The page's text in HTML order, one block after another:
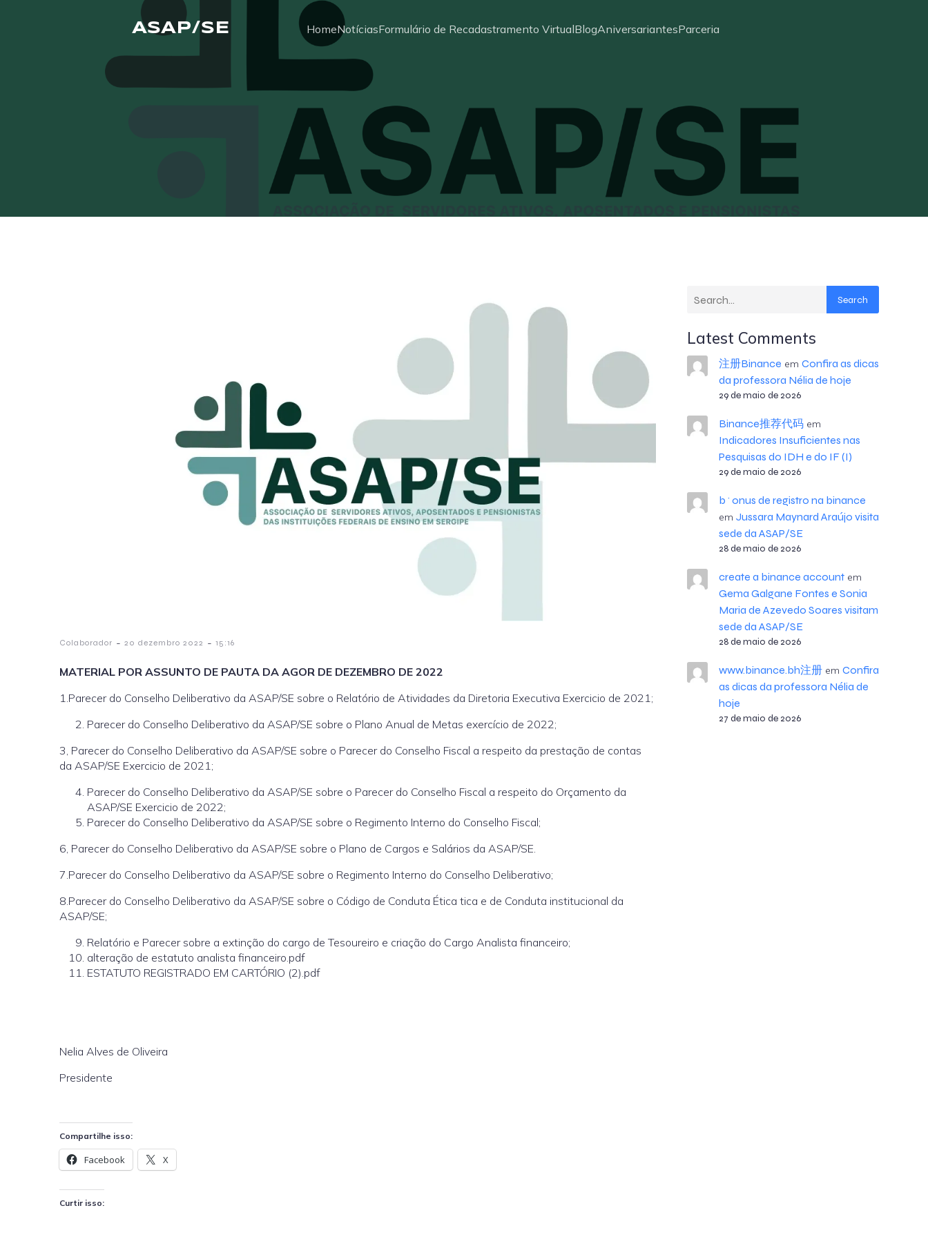
ASAP/SE HomeNotíciasFormulário de Recadastramento VirtualBlogAniversariantesParceria
Colaborador - 20 dezembro 2022 - 15:16
MATERIAL POR ASSUNTO DE PAUTA DA AGOR DE DEZEMBRO DE 2022
1.Parecer do Conselho Deliberativo da ASAP/SE sobre o Relatório de Atividades da Diretoria Executiva Exercicio de 2021;
Parecer do Conselho Deliberativo da ASAP/SE sobre o Plano Anual de Metas exercício de 2022;
3, Parecer do Conselho Deliberativo da ASAP/SE sobre o Parecer do Conselho Fiscal a respeito da prestação de contas
da ASAP/SE Exercicio de 2021;
Parecer do Conselho Deliberativo da ASAP/SE sobre o Parecer do Conselho Fiscal a respeito do Orçamento da
ASAP/SE Exercicio de 2022;
Parecer do Conselho Deliberativo da ASAP/SE sobre o Regimento Interno do Conselho Fiscal;
6, Parecer do Conselho Deliberativo da ASAP/SE sobre o Plano de Cargos e Salários da ASAP/SE.
7.Parecer do Conselho Deliberativo da ASAP/SE sobre o Regimento Interno do Conselho Deliberativo;
8.Parecer do Conselho Deliberativo da ASAP/SE sobre o Código de Conduta Ética tica e de Conduta institucional da
ASAP/SE;
Relatório e Parecer sobre a extinção do cargo de Tesoureiro e criação do Cargo Analista financeiro;
alteração de estatuto analista financeiro.pdf
ESTATUTO REGISTRADO EM CARTÓRIO (2).pdf
Nelia Alves de Oliveira
Presidente
Compartilhe isso:
Facebook X
Curtir isso:
Search
Latest Comments
注册Binance em Confira as dicas
da professora Nélia de hoje
29 de maio de 2026
Binance推荐代码em
Indicadores Insuficientes nas
Pesquisas do IDH e do IF (I)
29 de maio de 2026
b^onus de registro na binance
em Jussara Maynard Araújo visita
sede da ASAP/SE
28 de maio de 2026
create a binance accountem
Gema Galgane Fontes e Sonia
Maria de Azevedo Soares visitam
sede da ASAP/SE
28 de maio de 2026
www.binance.bh注册em Confira
as dicas da professora Nélia de
hoje
27 de maio de 2026